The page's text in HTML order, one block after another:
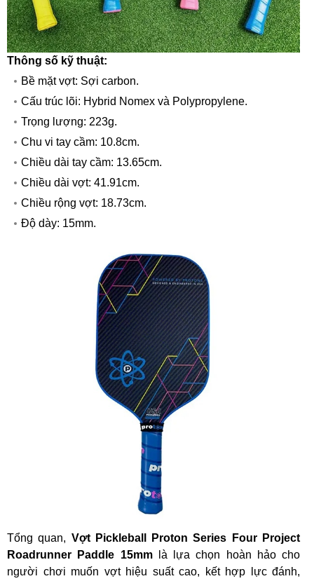
Thông số kỹ thuật:
Bề mặt vợt: Sợi carbon.
Cấu trúc lõi: Hybrid Nomex và Polypropylene.
Trọng lượng: 223g.
Chu vi tay cầm: 10.8cm.
Chiều dài tay cầm: 13.65cm.
Chiều dài vợt: 41.91cm.
Chiều rộng vợt: 18.73cm.
Độ dày: 15mm.
Tổng quan, Vợt Pickleball Proton Series Four Project
Roadrunner Paddle 15mmlà lựa chọn hoàn hảo cho
người chơi muốn vợt hiệu suất cao, kết hợp lực đánh,